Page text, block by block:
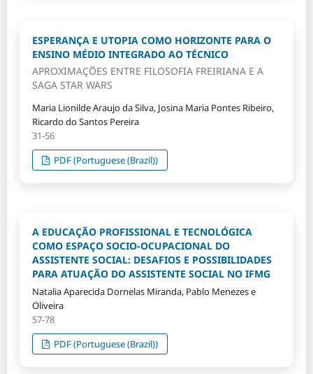
ESPERANÇA E UTOPIA COMO HORIZONTE PARA O
ENSINO MÉDIO INTEGRADO AO TÉCNICO
APROXIMAÇÕES ENTRE FILOSOFIA FREIRIANA E A
SAGA STAR WARS
Maria Lionilde Araujo da Silva, Josina Maria Pontes Ribeiro,
Ricardo do Santos Pereira
31-56
PDF (Portuguese (Brazil))
A EDUCAÇÃO PROFISSIONAL E TECNOLÓGICA
COMO ESPAÇO SOCIO-OCUPACIONAL DO
ASSISTENTE SOCIAL: DESAFIOS E POSSIBILIDADES
PARA ATUAÇÃO DO ASSISTENTE SOCIAL NO IFMG
Natalia Aparecida Dornelas Miranda, Pablo Menezes e
Oliveira
57-78
PDF (Portuguese (Brazil))